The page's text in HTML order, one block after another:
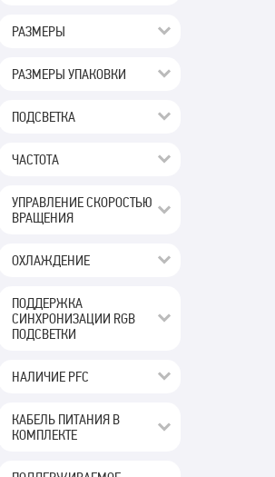
РАЗМЕРЫ
РАЗМЕРЫ УПАКОВКИ
ПОДСВЕТКА
ЧАСТОТА
УПРАВЛЕНИЕ СКОРОСТЬЮ
ВРАЩЕНИЯ
ОХЛАЖДЕНИЕ
ПОДДЕРЖКА
СИНХРОНИЗАЦИИ RGB
ПОДСВЕТКИ
НАЛИЧИЕ PFC
КАБЕЛЬ ПИТАНИЯ В
КОМПЛЕКТЕ